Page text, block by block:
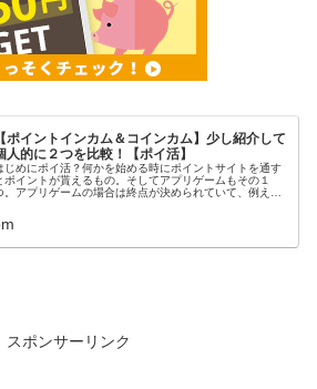
【ポイントインカム＆コインカム】少し紹介して
人的に２つを比較！【ポイ活】
じめにポイ活？何かを始める時にポイントサイトを通す
ポイントが貰えるもの。そしてアプリゲームもその１
。アプリゲームの場合は終点が決められていて、例えば
スポンサーリンク